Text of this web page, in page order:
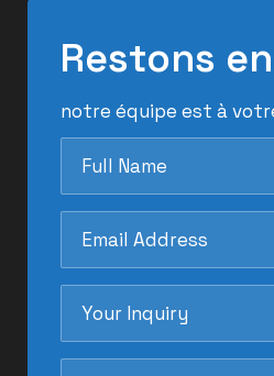
Restons
notre équipe est à